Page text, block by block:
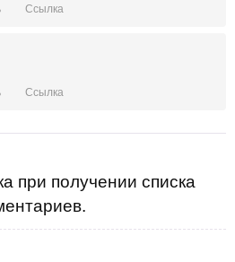
Ссылка
Ссылка
при получении списка